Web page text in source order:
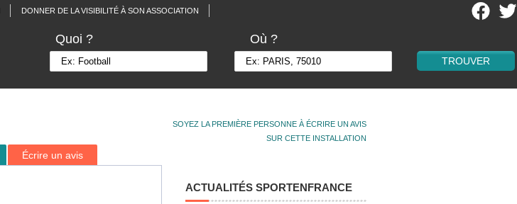
DONNER DE LA VISIBILITÉ À SON ASSOCIATION
Quoi ? Où ?
SOYEZ LA PREMIÈRE PERSONNE À ÉCRIRE UN AVIS
SUR CETTE INSTALLATION
Écrire un avis
ACTUALITÉS SPORTENFRANCE